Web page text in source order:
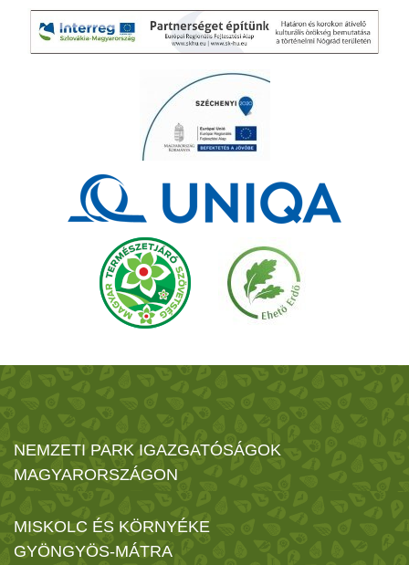
NEMZETI PARK IGAZGATÓSÁGOK
MAGYARORSZÁGON
MISKOLC ÉS KÖRNYÉKE
GYÖNGYÖS-MÁTRA